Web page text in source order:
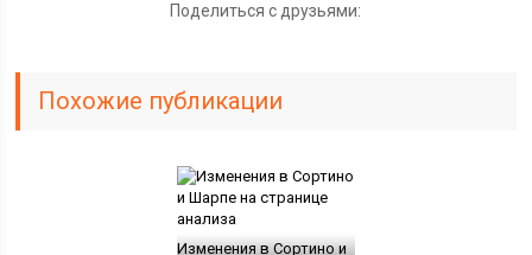
Поделиться с друзьями:
Похожие публикации
Изменения в Сортино и